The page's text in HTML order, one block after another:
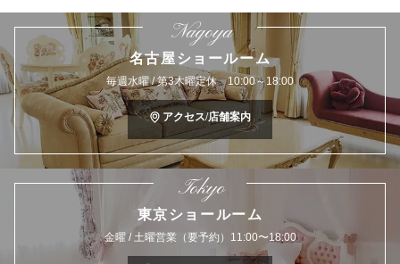
Nagoya
名古屋ショールーム
毎週水曜 / 第3木曜定休 10:00～18:00
アクセス/店舗案内
Tokyo
東京ショールーム
金曜 / 土曜営業（要予約）11:00〜18:00